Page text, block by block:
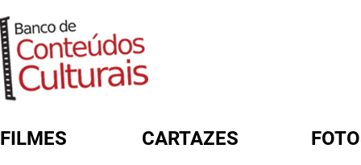
FILMES CARTAZES